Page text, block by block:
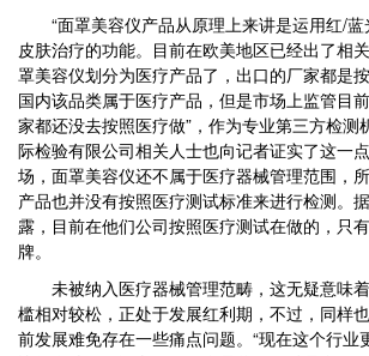
“面罩美容仪产品从原理上来讲是运用红/蓝
皮肤治疗的功能。目前在欧美地区已经出了相
罩美容仪划分为医疗产品了，出口的厂家都是
国内该品类属于医疗产品，但是市场上监管目
家都还没去按照医疗做”，作为专业第三方检测
际检验有限公司相关人士也向记者证实了这一
场，面罩美容仪还不属于医疗器械管理范围，
产品也并没有按照医疗测试标准来进行检测。
露，目前在他们公司按照医疗测试在做的，只
牌。
未被纳入医疗器械管理范畴，这无疑意味
槛相对较松，正处于发展红利期，不过，同样
前发展难免存在一些痛点问题。“现在这个行业